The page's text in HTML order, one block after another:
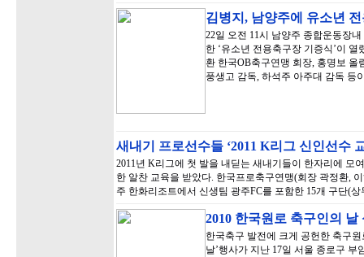
김병지, 남양주에 유소년
22일 오전 11시 남양주 종합운동장
한 ‘유소년 전용축구장 기증식’이
환 한국OB축구연맹 회장, 홍명보 올
풍생고 감독, 하석주 아주대 감독 등
새내기 프로선수들 ‘2011 K리그 신인선수
2011년 K리그에 첫 발을 내딛는 새내기들이 한자리에 모
한 알찬 교육을 받았다. 한국프로축구연맹(회장 곽정환,
주 한화리조트에서 신생팀 광주FC를 포함한 15개 구단(
2010 한국원로 축구인의
한국축구 발전에 크게 공헌한 축구
날’행사가 지난 17일 서울 종로구